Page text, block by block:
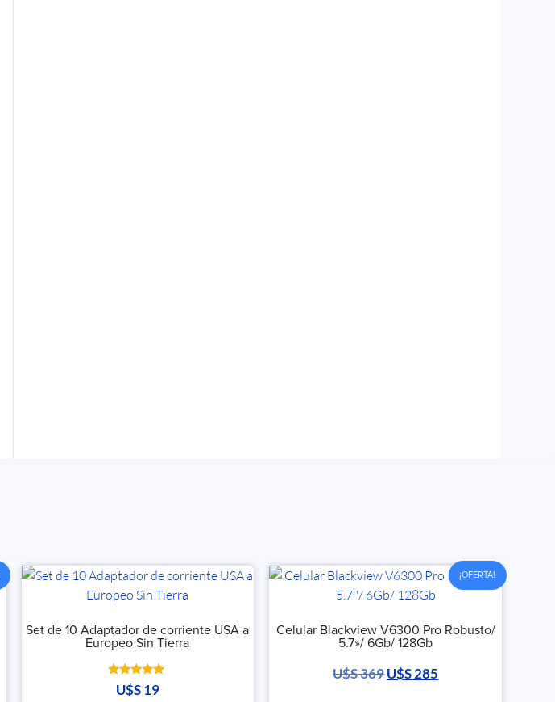
Set de 10 Adaptador de corriente USA a
Europeo Sin Tierra
Valorado
con
U$S19
¡OFERTA!
Celular Blackview V6300 Pro Robusto/
5.7»/ 6Gb/ 128Gb
U$S369U$S285